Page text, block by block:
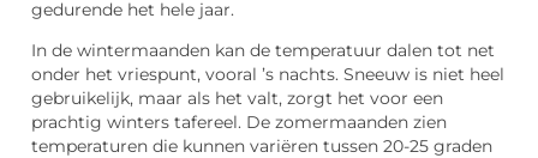
gedurende het hele jaar.
In de wintermaanden kan de temperatuur dalen tot net
onder het vriespunt, vooral ’s nachts. Sneeuw is niet heel
gebruikelijk, maar als het valt, zorgt het voor een
prachtig winters tafereel. De zomermaanden zien
temperaturen die kunnen variëren tussen 20-25 graden